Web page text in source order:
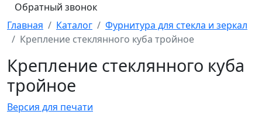
Обратный звонок
Главная
Каталог
Фурнитура для стекла и зеркал
Крепление стеклянного куба тройное
Крепление стеклянного куба
тройное
Версия для печати